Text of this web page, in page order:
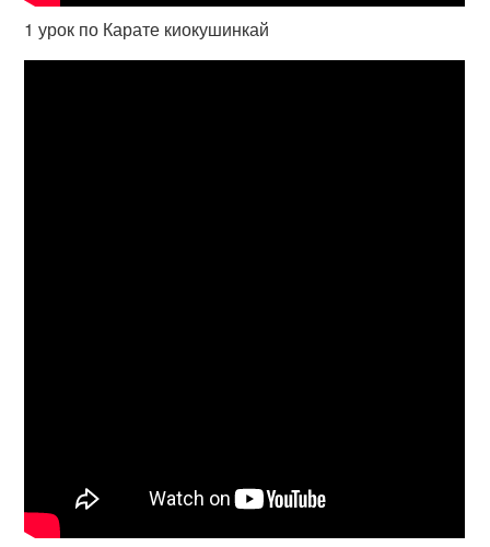
1 урок по Карате киокушинкай